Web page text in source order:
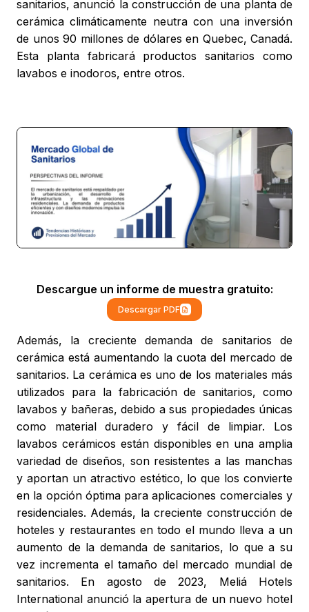
sanitarios, anunció la construcción de una planta de
cerámica climáticamente neutra con una inversión
de unos 90 millones de dólares en Quebec, Canadá.
Esta planta fabricará productos sanitarios como
lavabos e inodoros, entre otros.
Descargue un informe de muestra gratuito:
Descargar PDF
Además, la creciente demanda de sanitarios de
cerámica está aumentando la cuota del mercado de
sanitarios. La cerámica es uno de los materiales más
utilizados para la fabricación de sanitarios, como
lavabos y bañeras, debido a sus propiedades únicas
como material duradero y fácil de limpiar. Los
lavabos cerámicos están disponibles en una amplia
variedad de diseños, son resistentes a las manchas
y aportan un atractivo estético, lo que los convierte
en la opción óptima para aplicaciones comerciales y
residenciales. Además, la creciente construcción de
hoteles y restaurantes en todo el mundo lleva a un
aumento de la demanda de sanitarios, lo que a su
vez incrementa el tamaño del mercado mundial de
sanitarios. En agosto de 2023, Meliá Hotels
International anunció la apertura de un nuevo hotel